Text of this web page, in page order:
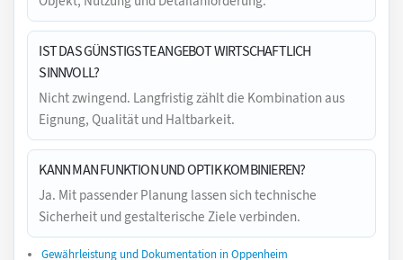
IST DAS GÜNSTIGSTE ANGEBOT WIRTSCHAFTLICH
SINNVOLL?
Nicht zwingend. Langfristig zählt die Kombination aus
Eignung, Qualität und Haltbarkeit.
KANN MAN FUNKTION UND OPTIK KOMBINIEREN?
Ja. Mit passender Planung lassen sich technische
Sicherheit und gestalterische Ziele verbinden.
Gewährleistung und Dokumentation in Oppenheim